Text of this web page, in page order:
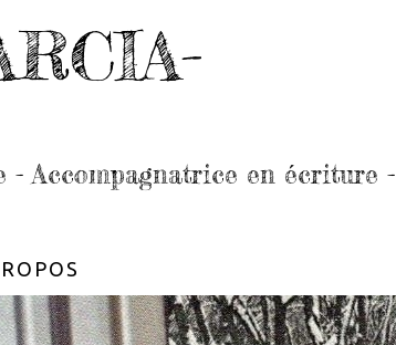
- Accompagnatrice en écriture -